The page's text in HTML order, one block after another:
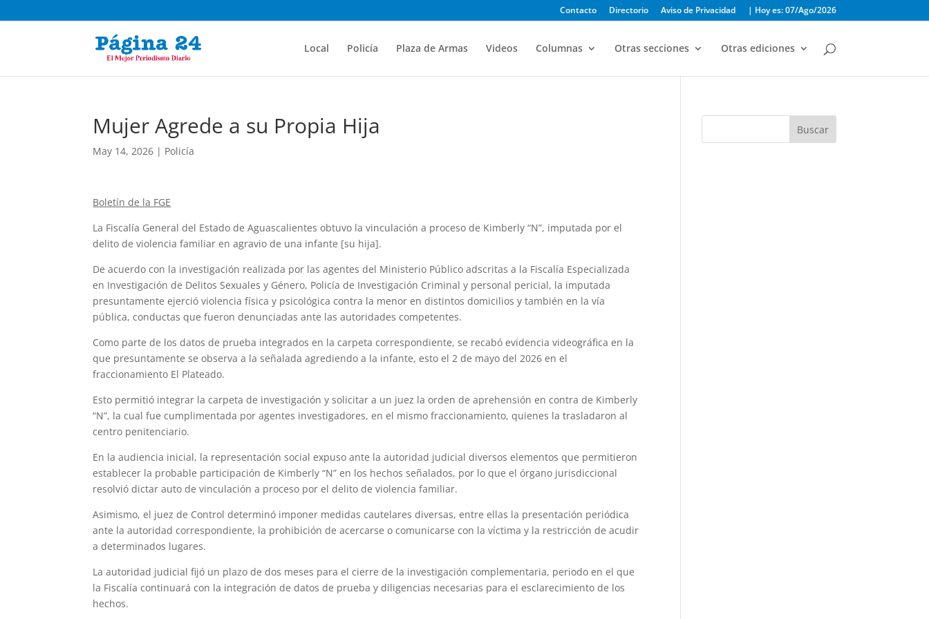
Contacto Directorio Aviso de Privacidad | Hoy es: 07/Ago/2026
Local Policía Plaza de Armas Videos Columnas Otras secciones Otras ediciones
Mujer Agrede a su Propia Hija
May 14, 2026 | Policía
Boletín de la FGE
La Fiscalía General del Estado de Aguascalientes obtuvo la vinculación a proceso de Kimberly “N”, imputada por el
delito de violencia familiar en agravio de una infante [su hija].
De acuerdo con la investigación realizada por las agentes del Ministerio Público adscritas a la Fiscalía Especializada
en Investigación de Delitos Sexuales y Género, Policía de Investigación Criminal y personal pericial, la imputada
presuntamente ejerció violencia física y psicológica contra la menor en distintos domicilios y también en la vía
pública, conductas que fueron denunciadas ante las autoridades competentes.
Como parte de los datos de prueba integrados en la carpeta correspondiente, se recabó evidencia videográfica en la
que presuntamente se observa a la señalada agrediendo a la infante, esto el 2 de mayo del 2026 en el
fraccionamiento El Plateado.
Esto permitió integrar la carpeta de investigación y solicitar a un juez la orden de aprehensión en contra de Kimberly
“N”, la cual fue cumplimentada por agentes investigadores, en el mismo fraccionamiento, quienes la trasladaron al
centro penitenciario.
En la audiencia inicial, la representación social expuso ante la autoridad judicial diversos elementos que permitieron
establecer la probable participación de Kimberly “N” en los hechos señalados, por lo que el órgano jurisdiccional
resolvió dictar auto de vinculación a proceso por el delito de violencia familiar.
Asimismo, el juez de Control determinó imponer medidas cautelares diversas, entre ellas la presentación periódica
ante la autoridad correspondiente, la prohibición de acercarse o comunicarse con la víctima y la restricción de acudir
a determinados lugares.
La autoridad judicial fijó un plazo de dos meses para el cierre de la investigación complementaria, periodo en el que
la Fiscalía continuará con la integración de datos de prueba y diligencias necesarias para el esclarecimiento de los
hechos.
Buscar